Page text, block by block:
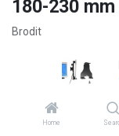
Home
180-230
Brodit
€